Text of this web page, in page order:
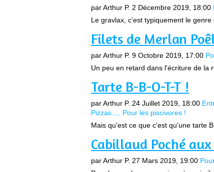
par Arthur P. 2 Décembre 2019, 18:00
Le gravlax, c’est typiquement le genre
Filets de Merlan
par Arthur P. 9 Octobre 2019, 17:00
Un peu en retard dans l'écriture de la
Tarte B-B-O-T-T !
par Arthur P. 24 Juillet 2019, 18:00
Pizzas...
Pour les piscivores !
Mais qu'est ce que c'est qu'une tarte
Cabillaud Poché aux
par Arthur P. 27 Mars 2019, 19:00